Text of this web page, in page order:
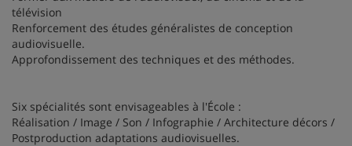
télévision
Renforcement des études généralistes de conception
audiovisuelle.
Approfondissement des techniques et des méthodes.
Six spécialités sont envisageables à l'École :
Réalisation / Image / Son / Infographie / Architecture décors /
Postproduction adaptations audiovisuelles.